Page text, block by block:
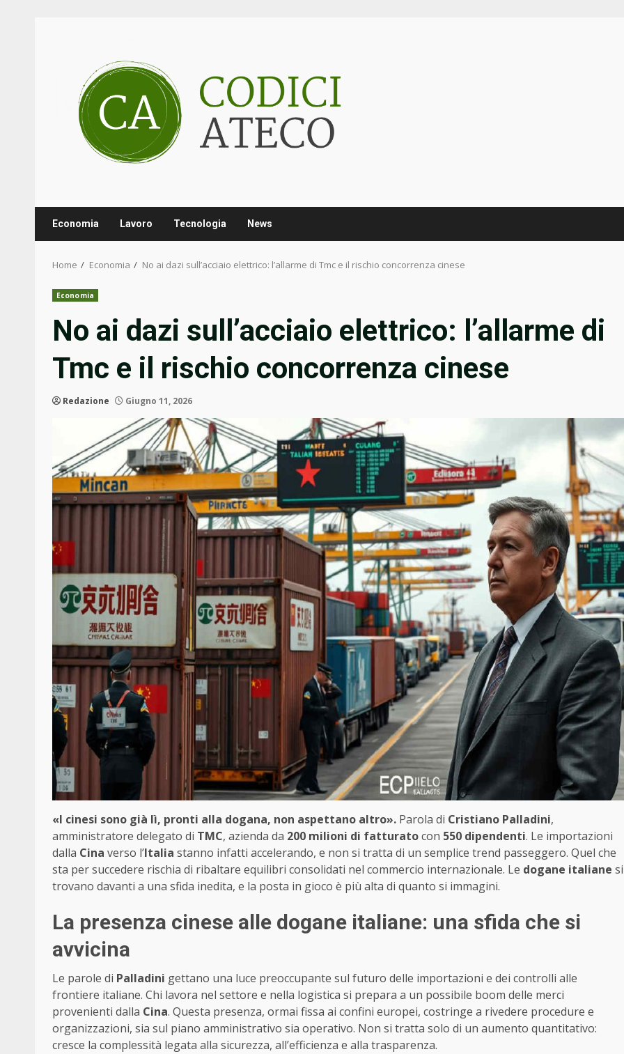
Economia Lavoro Tecnologia News
Home Economia No ai dazi sull’acciaio elettrico: l’allarme di Tmc e il rischio concorrenza cinese
Economia
No ai dazi sull’acciaio elettrico: l’allarme di
Tmc e il rischio concorrenza cinese
Redazione Giugno 11, 2026
«I cinesi sono già lì, pronti alla dogana, non aspettano altro». Parola di Cristiano Palladini,
amministratore delegato di TMC, azienda da 200 milioni di fatturatocon 550 dipendenti. Le importazioni
dalla Cina verso l’Italia stanno infatti accelerando, e non si tratta di un semplice trend passeggero. Quel che
sta per succedere rischia di ribaltare equilibri consolidati nel commercio internazionale. Le dogane italiane si
trovano davanti a una sfida inedita, e la posta in gioco è più alta di quanto si immagini.
La presenza cinese alle dogane italiane: una sfida che si
avvicina
Le parole di Palladini gettano una luce preoccupante sul futuro delle importazioni e dei controlli alle
frontiere italiane. Chi lavora nel settore e nella logistica si prepara a un possibile boom delle merci
provenienti dalla Cina. Questa presenza, ormai fissa ai confini europei, costringe a rivedere procedure e
organizzazioni, sia sul piano amministrativo sia operativo. Non si tratta solo di un aumento quantitativo:
cresce la complessità legata alla sicurezza, all’efficienza e alla trasparenza.